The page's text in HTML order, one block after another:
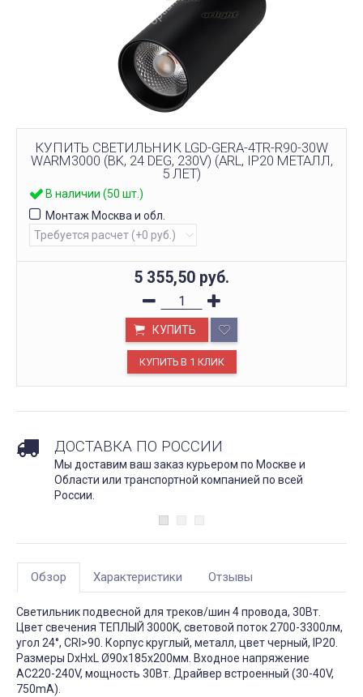
КУПИТЬ СВЕТИЛЬНИК LGD-GERA-4TR-R90-30W
WARM3000 (BK, 24 DEG, 230V) (ARL, IP20 МЕТАЛЛ,
5 ЛЕТ)
В наличии (50 шт.)
Монтаж Москва и обл.
5 355,50 руб.
КУПИТЬ
ДОСТАВКА ПО РОССИИ
Мы доставим ваш заказ курьером по Москве и
Области или транспортной компанией по всей
России.
Обзор Характеристики Отзывы
Светильник подвесной для треков/шин 4 провода, 30Вт.
Цвет свечения ТЕПЛЫЙ 3000K, световой поток 2700-3300лм,
угол 24°, CRI>90. Корпус круглый, металл, цвет черный, IP20.
Размеры DxHxL Ø90x185x200мм. Входное напряжение
AC220-240V, мощность 30Вт. Драйвер встроенный (30-40V,
750mA).